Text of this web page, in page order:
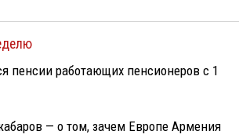
пенсии работающих пенсионеров с 1
— о том, зачем Европе Армения